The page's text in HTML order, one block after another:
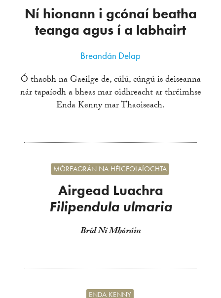
Ní hionann i gcónaí beatha
teanga agus í a labhairt
Breandán Delap
Ó thaobh na Gaeilge de, cúlú, cúngú is deiseanna
nár tapaíodh a bheas mar oidhreacht ar thréimhse
Enda Kenny mar Thaoiseach.
Airgead Luachra
Filipendula ulmaria
MÓREAGRÁN NA HÉICEOLAÍOCHTA
Bríd Ní Mhóráin
ENDA KENNY